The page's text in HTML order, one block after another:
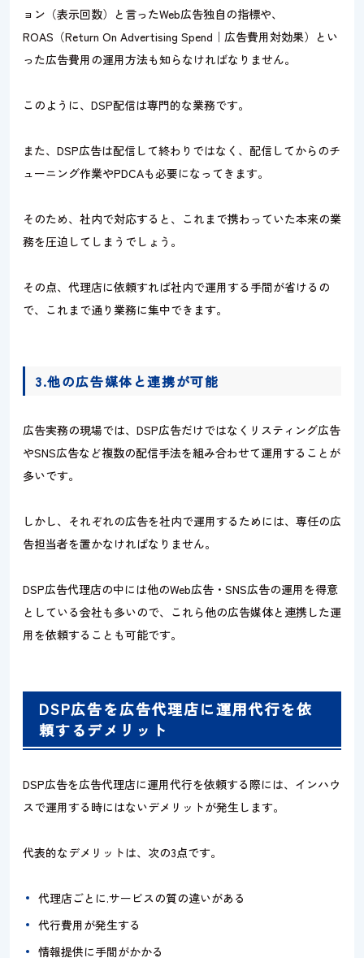
ョン（表示回数）と言ったWeb広告独自の指標や、
ROAS（Return On Advertising Spend｜広告費用対効果）とい
った広告費用の運用方法も知らなければなりません。
このように、DSP配信は専門的な業務です。
また、DSP広告は配信して終わりではなく、配信してからのチ
ューニング作業やPDCAも必要になってきます。
そのため、社内で対応すると、これまで携わっていた本来の業
務を圧迫してしまうでしょう。
その点、代理店に依頼すれば社内で運用する手間が省けるの
で、これまで通り業務に集中できます。
3.他の広告媒体と連携が可能
広告実務の現場では、DSP広告だけではなくリスティング広告
やSNS広告など複数の配信手法を組み合わせて運用することが
多いです。
しかし、それぞれの広告を社内で運用するためには、専任の広
告担当者を置かなければなりません。
DSP広告代理店の中には他のWeb広告・SNS広告の運用を得意
としている会社も多いので、これら他の広告媒体と連携した運
用を依頼することも可能です。
DSP広告を広告代理店に運用代行を依
頼するデメリット
DSP広告を広告代理店に運用代行を依頼する際には、インハウ
スで運用する時にはないデメリットが発生します。
代表的なデメリットは、次の3点です。
代理店ごとに.サービスの質の違いがある
代行費用が発生する
情報提供に手間がかかる